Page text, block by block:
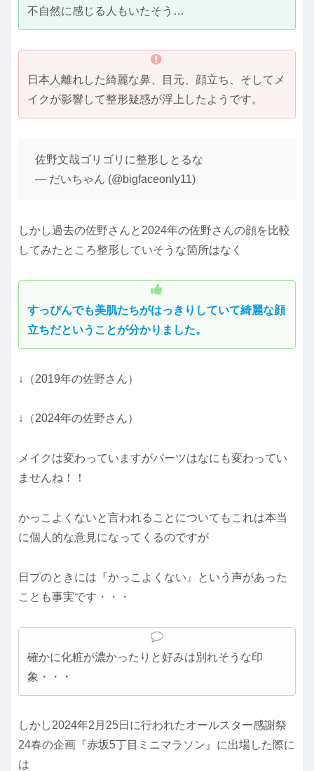
不自然に感じる人もいたそう…
日本人離れした綺麗な鼻、目元、顔立ち、そしてメ
イクが影響して整形疑惑が浮上したようです。
佐野文哉ゴリゴリに整形しとるな
— だいちゃん (@bigfaceonly11)
しかし過去の佐野さんと2024年の佐野さんの顔を比較
してみたところ整形していそうな箇所はなく
すっぴんでも美肌たちがはっきりしていて綺麗な顔
立ちだということが分かりました。
↓（2019年の佐野さん）
↓（2024年の佐野さん）
メイクは変わっていますがパーツはなにも変わってい
ませんね！！
かっこよくないと言われることについてもこれは本当
に個人的な意見になってくるのですが
日プのときには『かっこよくない』という声があった
ことも事実です・・・
確かに化粧が濃かったりと好みは別れそうな印
象・・・
しかし2024年2月25日に行われたオールスター感謝祭
24春の企画『赤坂5丁目ミニマラソン』に出場した際に
は